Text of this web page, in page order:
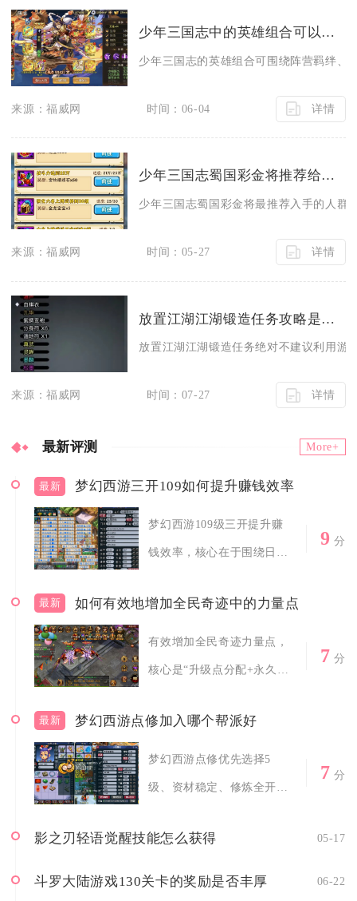
少年三国志中的英雄组合可以有哪些变化
少年三国志的英雄组合可围绕阵营羁绊、
来源：福威网 时间：06-04 详情
少年三国志蜀国彩金将推荐给哪些人群
少年三国志蜀国彩金将最推荐入手的人群
来源：福威网 时间：05-27 详情
放置江湖江湖锻造任务攻略是否可以利用游戏bug来获得优势
放置江湖江湖锻造任务绝对不建议利用游
来源：福威网 时间：07-27 详情
最新评测 More+
最新 梦幻西游三开109如何提升赚钱效率
梦幻西游109级三开提升赚
钱效率，核心在于围绕日常
9 分
最新 如何有效地增加全民奇迹中的力量点
有效增加全民奇迹力量点，
核心是“升级点分配+永久果
7 分
最新 梦幻西游点修加入哪个帮派好
梦幻西游点修优先选择5
级、资材稳定、修炼全开、
7 分
影之刃轻语觉醒技能怎么获得 05-17
斗罗大陆游戏130关卡的奖励是否丰厚 06-22